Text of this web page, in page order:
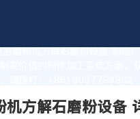
磨粉机方解石磨粉设备 制造
高价值的粉体加工系统方案。
机方解石磨粉设备